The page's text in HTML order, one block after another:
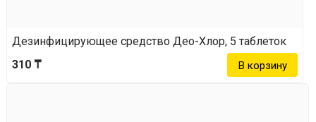
Дезинфицирующее средство Део-Хлор, 5 таблеток
310 ₸